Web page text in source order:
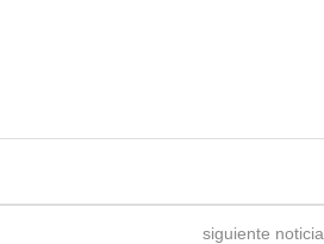
siguiente noticia